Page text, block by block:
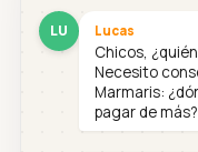
LU Lucas
Chicos,
Necesito
Marmaris:
pagar de más?